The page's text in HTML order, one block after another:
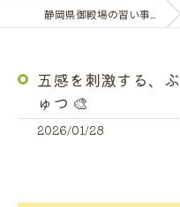
五感を刺激する、
ゅつ 🎨
2026/01/28